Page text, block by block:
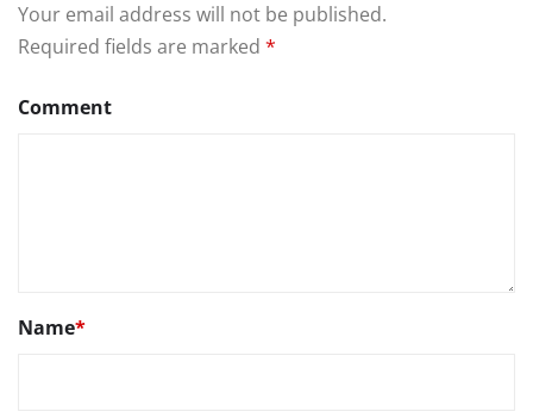
Your email address will not be published.
Required fields are marked *
Comment
Name*